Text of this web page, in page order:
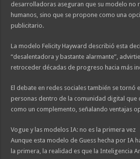
desarrolladoras aseguran que su modelo no
humanos, sino que se propone como una
publicitario.
La modelo Felicity Hayward describió esta
“desalentadora y bastante alarmante”,
retroceder décadas de progreso hacia más
El debate en redes sociales también se tornó
personas dentro de la comunidad digital que
como un complemento, señalando ventajas
Vogue y las modelos IA: no es la primera vez
Aunque esta modelo de Guess hecha por IA
la primera, la realidad es que la Inteligencia